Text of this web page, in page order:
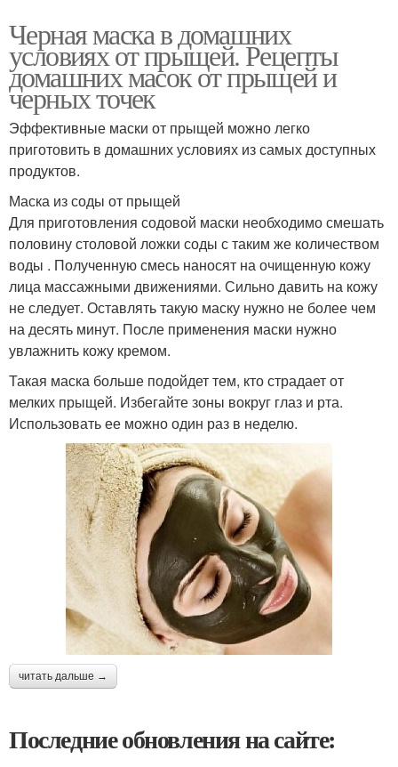
Черная маска в домашних
условиях от прыщей. Рецепты
домашних масок от прыщей и
черных точек
Эффективные маски от прыщей можно легко
приготовить в домашних условиях из самых доступных
продуктов.
Маска из соды от прыщей
Для приготовления содовой маски необходимо смешать
половину столовой ложки соды с таким же количеством
воды . Полученную смесь наносят на очищенную кожу
лица массажными движениями. Сильно давить на кожу
не следует. Оставлять такую маску нужно не более чем
на десять минут. После применения маски нужно
увлажнить кожу кремом.
Такая маска больше подойдет тем, кто страдает от
мелких прыщей. Избегайте зоны вокруг глаз и рта.
Использовать ее можно один раз в неделю.
читать дальше →
Последние обновления на сайте: